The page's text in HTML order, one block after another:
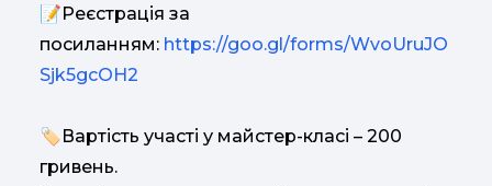
📝Реєстрація за
посиланням: https://goo.gl/forms/WvoUruJO
Sjk5gcOH2
🏷️Вартість участі у майстер-класі – 200
гривень.